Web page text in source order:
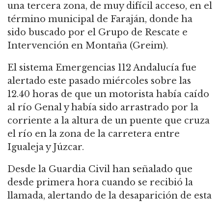
una tercera zona, de muy difícil acceso, en el
término municipal de Faraján, donde ha
sido buscado por el Grupo de Rescate e
Intervención en Montaña (Greim).
El sistema Emergencias 112 Andalucía fue
alertado este pasado miércoles sobre las
12.40 horas de que un motorista había caído
al río Genal y había sido arrastrado por la
corriente a la altura de un puente que cruza
el río en la zona de la carretera entre
Igualeja y Júzcar.
Desde la Guardia Civil han señalado que
desde primera hora cuando se recibió la
llamada, alertando de la desaparición de esta